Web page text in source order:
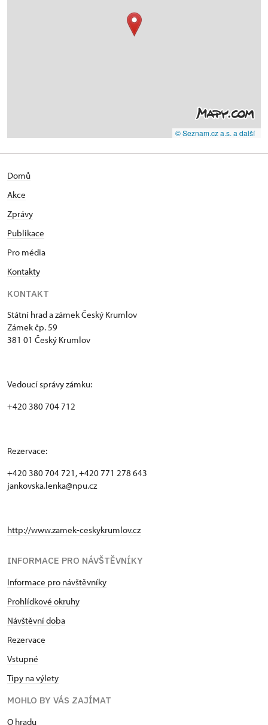
© Seznam.cz a.s. a další
Domů
Akce
Zprávy
Publikace
Pro média
Kontakty
KONTAKT
Státní hrad a zámek Český Krumlov
Zámek čp. 59
381 01 Český Krumlov
Vedoucí správy zámku:
+420 380 704 712
Rezervace:
+420 380 704 721, +420 771 278 643
jankovska.lenka@npu.cz
http://www.zamek-ceskykrumlov.cz
INFORMACE PRO NÁVŠTĚVNÍKY
Informace pro návštěvníky
Prohlídkové okruhy
Návštěvní doba
Rezervace
Vstupné
Tipy na výlety
MOHLO BY VÁS ZAJÍMAT
O hradu